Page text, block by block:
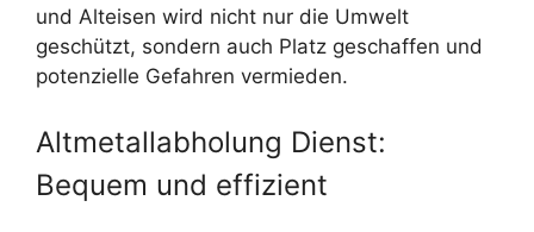
und Alteisen wird nicht nur die Umwelt
geschützt, sondern auch Platz geschaffen und
potenzielle Gefahren vermieden.
Altmetallabholung Dienst:
Bequem und effizient